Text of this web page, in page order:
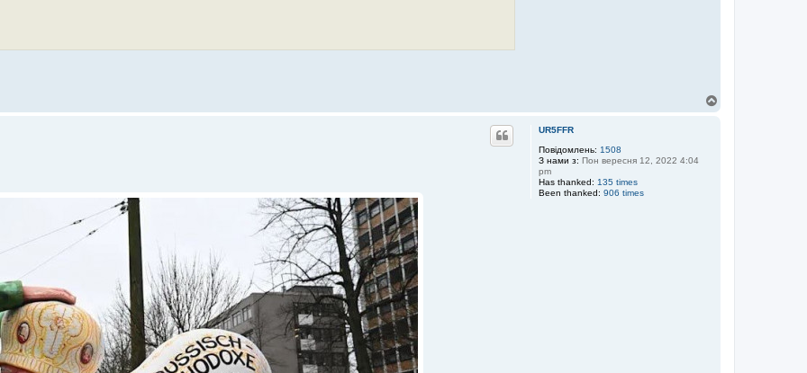
UR5FFR
Повідомлень: 1508
З нами з: Пон вересня 12, 2022 4:04
pm
Has thanked: 135 times
Been thanked: 906 times